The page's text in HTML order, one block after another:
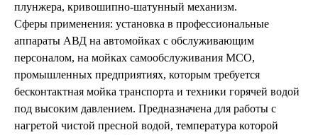
плунжера, кривошипно-шатунный механизм.
Сферы применения: установка в профессиональные
аппараты АВД на автомойках с обслуживающим
персоналом, на мойках самообслуживания МСО,
промышленных предприятиях, которым требуется
бесконтактная мойка транспорта и техники горячей водой
под высоким давлением. Предназначена для работы с
нагретой чистой пресной водой, температура которой